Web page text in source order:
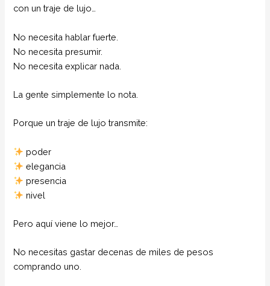
con un traje de lujo…
No necesita hablar fuerte.
No necesita presumir.
No necesita explicar nada.
La gente simplemente lo nota.
Porque un traje de lujo transmite:
poder
elegancia
presencia
nivel
Pero aquí viene lo mejor…
No necesitas gastar decenas de miles de pesos
comprando uno.